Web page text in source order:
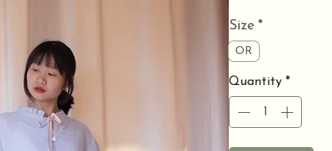
Size *
OR
Quantity *